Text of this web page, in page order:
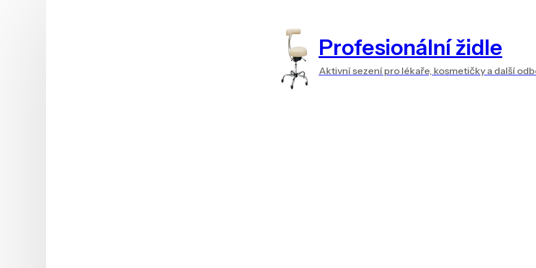
Profesionální židle
Aktivní sezení pro lékaře, kosmetičky a další